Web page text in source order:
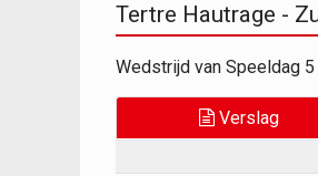
Tertre Hautrage -
Wedstrijd van Speeldag
Verslag